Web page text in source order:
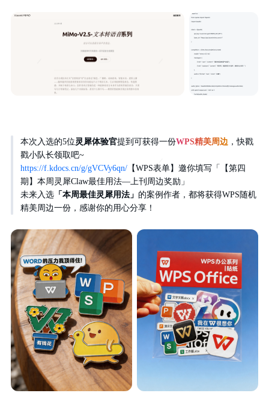
本次入选的5位灵犀体验官提到可获得一份WPS精美周边 ，快戳
戳小队长领取吧~
https://f.kdocs.cn/g/gVCVy6qn/ 【WPS表单】邀你填写「【第四
期】本周灵犀Claw最佳用法—上刊周边奖励」
未来入选 「本周最佳灵犀用法」 的案例作者，都将获得WPS随机
精美周边一份，感谢你的用心分享！